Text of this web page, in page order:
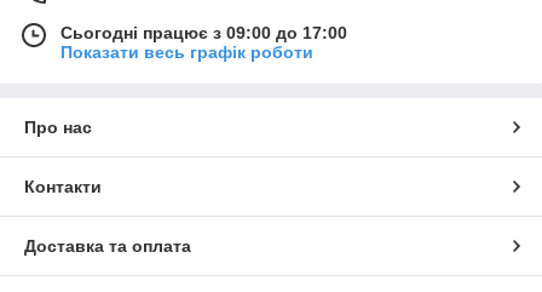
Сьогодні працює з 09:00 до 17:00
Показати весь графік роботи
Про нас
Контакти
Доставка та оплата